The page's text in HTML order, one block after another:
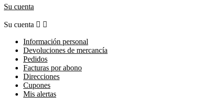
Su cuenta
Su cuenta  
Información personal
Devoluciones de mercancía
Pedidos
Facturas por abono
Direcciones
Cupones
Mis alertas